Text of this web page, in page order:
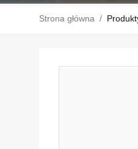
Strona główna /